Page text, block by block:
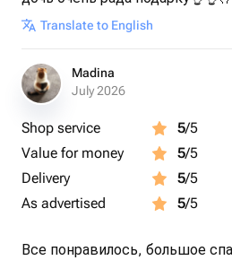
Translate to English
Madina
July 2026
Shop service 5/5
Value for money
5/5
Delivery
5/5
As advertised
5/5
Все понравилось, большое